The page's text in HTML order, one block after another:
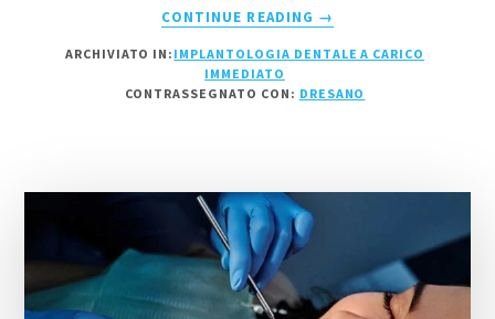
CONTINUE READING
INFOIMPLANTOLOGIA
A
→
ARCHIVIATO IN: IMPLANTOLOGIA DENTALE A CARICO
IMMEDIATO
CONTRASSEGNATO CON: DRESANO